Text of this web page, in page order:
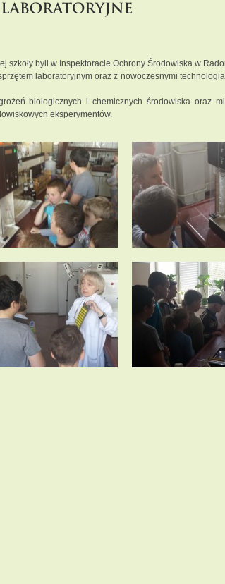
szkoły byli w Inspektoracie Ochrony Środowiska w
laboratoryjnym oraz z nowoczesnymi
biologicznych i chemicznych środowiska oraz
eksperymentów.